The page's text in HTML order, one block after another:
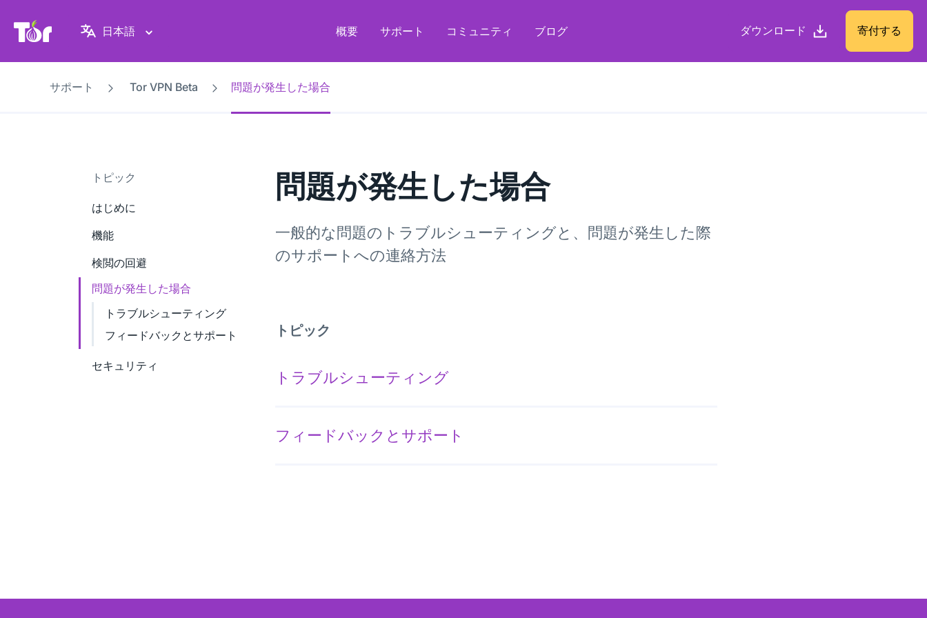
Tor Project ウェブサイト
日本語 概要 サポート コミュニティ ブログ ダウンロード 寄付する
サポート Tor VPN Beta 問題が発生した場合
トピック
はじめに
機能
検閲の回避
問題が発生した場合
トラブルシューティング
フィードバックとサポート
セキュリティ
問題が発生した場合
一般的な問題のトラブルシューティングと、問題が発生した際
のサポートへの連絡方法
トピック
トラブルシューティング
フィードバックとサポート